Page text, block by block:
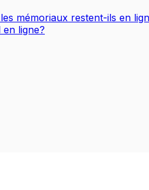
mémoriaux restent-ils en
ligne?